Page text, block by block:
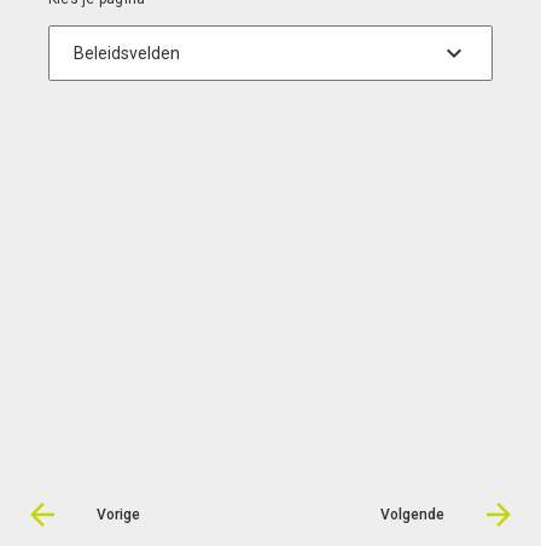
Vorige Volgende